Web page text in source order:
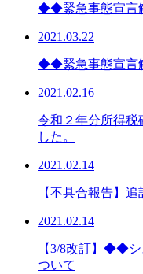
◆◆緊急事態宣言
2021.03.22
◆◆緊急事態宣言
2021.02.16
令和２年分所得税
した。
2021.02.14
【不具合報告】
2021.02.14
【3/8改訂】◆◆
ついて